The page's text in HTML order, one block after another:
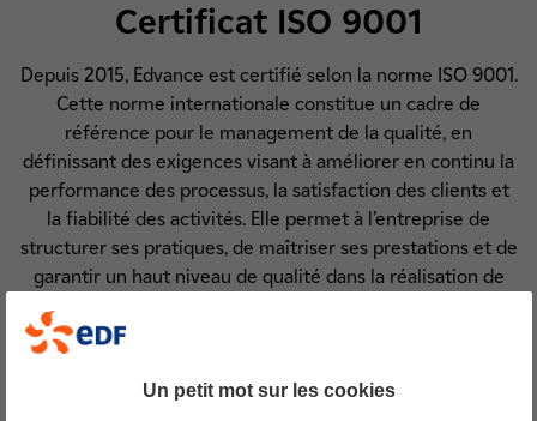
Certificat ISO 9001
Depuis 2015, Edvance est certifié selon la norme ISO 9001.
Cette norme internationale constitue un cadre de
référence pour le management de la qualité, en
définissant des exigences visant à améliorer en continu la
performance des processus, la satisfaction des clients et
la fiabilité des activités. Elle permet à l’entreprise de
structurer ses pratiques, de maîtriser ses prestations et de
garantir un haut niveau de qualité dans la réalisation de
Un petit mot sur les cookies